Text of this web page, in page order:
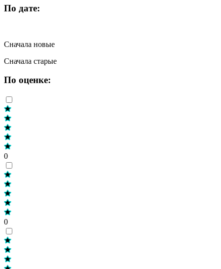
По дате:
Сначала новые
Сначала старые
По оценке:
0
0